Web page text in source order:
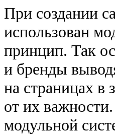
При создании
использован
принцип. Так
и бренды
на страницах в
от их
модульной